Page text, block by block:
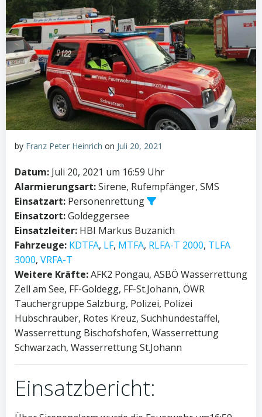
by Franz Peter Heinrich on Juli 20, 2021
Datum: Juli 20, 2021 um 16:59 Uhr
Alarmierungsart:Sirene, Rufempfänger, SMS
Einsatzart: Personenrettung
Einsatzort:Goldeggersee
Einsatzleiter: HBI Markus Buzanich
Fahrzeuge: KDTFA, LF, MTFA, RLFA-T 2000, TLFA
3000, VRFA-T
Weitere Kräfte:AFK2 Pongau, ASBÖ Wasserrettung
Zell am See, FF-Goldegg, FF-St.Johann, ÖWR
Tauchergruppe Salzburg, Polizei, Polizei
Hubschrauber, Rotes Kreuz, Suchhundestaffel,
Wasserrettung Bischofshofen, Wasserrettung
Schwarzach, Wasserrettung St.Johann
Einsatzbericht: